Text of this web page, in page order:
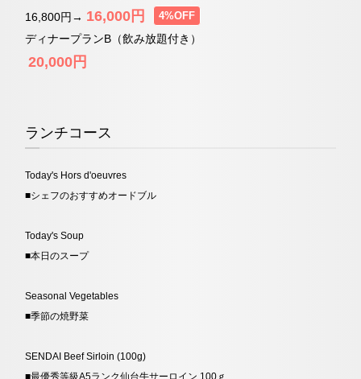
16,800円→ 16,000円 4%OFF
ディナープランB（飲み放題付き）
20,000円
ランチコース
Today's Hors d'oeuvres
■シェフのおすすめオードブル
Today's Soup
■本日のスープ
Seasonal Vegetables
■季節の焼野菜
SENDAI Beef Sirloin (100g)
■最優秀等級A5ランク仙台牛サーロイン 100ｇ